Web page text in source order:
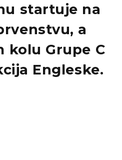
startuje na
a
kolu Grupe C
Engleske.